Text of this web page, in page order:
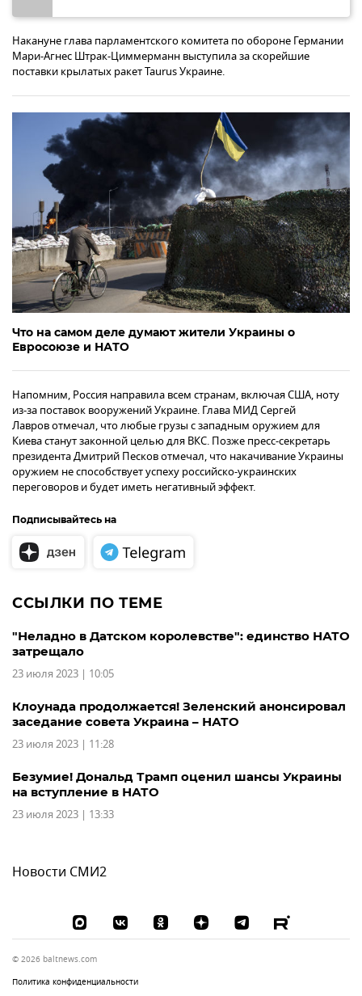
Накануне глава парламентского комитета по обороне Германии
Мари-Агнес Штрак-Циммерманн выступила за скорейшие
поставки крылатых ракет Taurus Украине.
Что на самом деле думают жители Украины о
Евросоюзе и НАТО
Напомним, Россия направила всем странам, включая США, ноту
из-за поставок вооружений Украине. Глава МИД Сергей
Лавров отмечал, что любые грузы с западным оружием для
Киева станут законной целью для ВКС. Позже пресс-секретарь
президента Дмитрий Песков отмечал, что накачивание Украины
оружием не способствует успеху российско-украинских
переговоров и будет иметь негативный эффект.
Подписывайтесь на
ССЫЛКИ ПО ТЕМЕ
"Неладно в Датском королевстве": единство НАТО
затрещало
23 июля 2023 | 10:05
Клоунада продолжается! Зеленский анонсировал
заседание совета Украина – НАТО
23 июля 2023 | 11:28
Безумие! Дональд Трамп оценил шансы Украины
на вступление в НАТО
23 июля 2023 | 13:33
Новости СМИ2
© 2026 baltnews.com
Политика конфиденциальности